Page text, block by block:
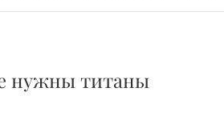
нужны титаны